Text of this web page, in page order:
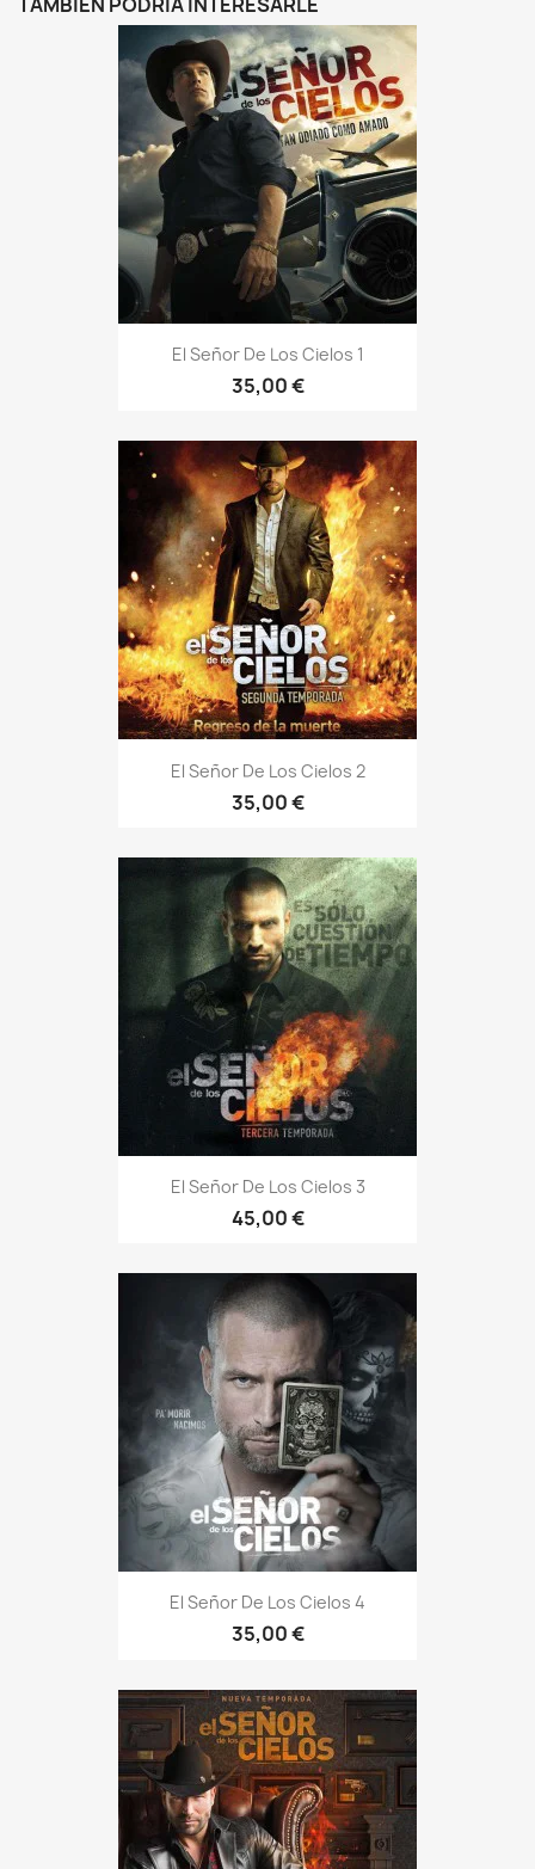
El Señor De Los Cielos 1
35,00 €
El Señor De Los Cielos 2
35,00 €
El Señor De Los Cielos 3
45,00 €
El Señor De Los Cielos 4
35,00 €